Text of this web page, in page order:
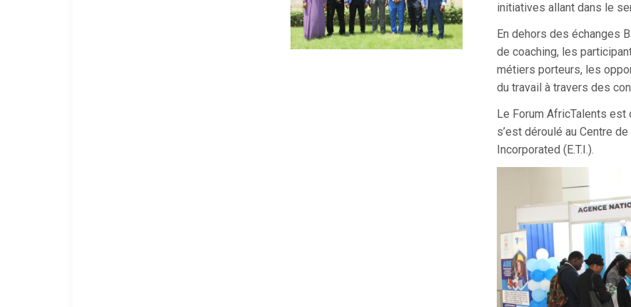
initiatives allant dans le
En dehors des échanges
de coaching, les
métiers porteurs, les
du travail à travers des
Le Forum AfricTalents est
s’est déroulé au Centre
Incorporated (E.T.I.).